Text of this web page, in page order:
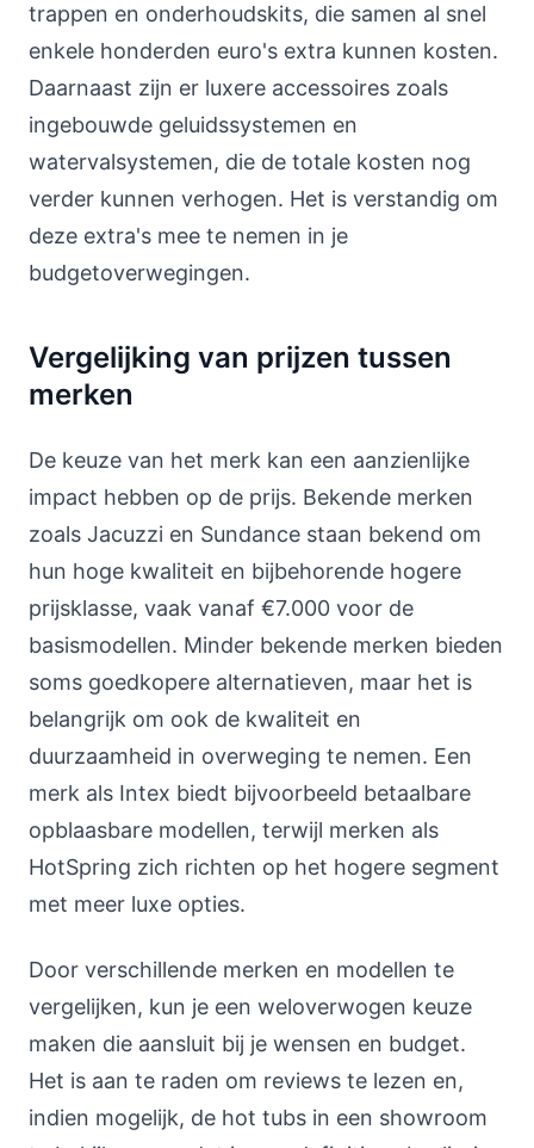
trappen en onderhoudskits, die samen al snel
enkele honderden euro's extra kunnen kosten.
Daarnaast zijn er luxere accessoires zoals
ingebouwde geluidssystemen en
watervalsystemen, die de totale kosten nog
verder kunnen verhogen. Het is verstandig om
deze extra's mee te nemen in je
budgetoverwegingen.
Vergelijking van prijzen tussen
merken
De keuze van het merk kan een aanzienlijke
impact hebben op de prijs. Bekende merken
zoals Jacuzzi en Sundance staan bekend om
hun hoge kwaliteit en bijbehorende hogere
prijsklasse, vaak vanaf €7.000 voor de
basismodellen. Minder bekende merken bieden
soms goedkopere alternatieven, maar het is
belangrijk om ook de kwaliteit en
duurzaamheid in overweging te nemen. Een
merk als Intex biedt bijvoorbeeld betaalbare
opblaasbare modellen, terwijl merken als
HotSpring zich richten op het hogere segment
met meer luxe opties.
Door verschillende merken en modellen te
vergelijken, kun je een weloverwogen keuze
maken die aansluit bij je wensen en budget.
Het is aan te raden om reviews te lezen en,
indien mogelijk, de hot tubs in een showroom